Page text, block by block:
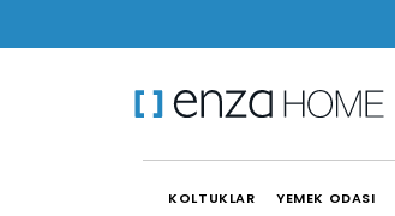
KOLTUKLAR YEMEK ODASI